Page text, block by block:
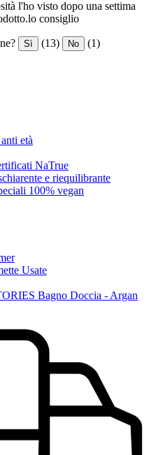
l'ho visto dopo una settima
consiglio
Sì (13) No (1)
età
NaTrue
e riequilibrante
100% vegan
Usate
Bagno Doccia - Argan